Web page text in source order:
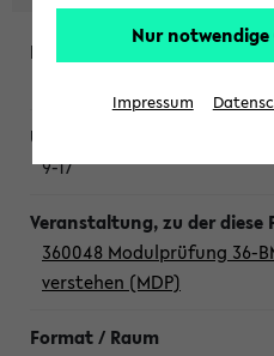
9-17
360048 Modulprüfung 36-
verstehen (MDP)
Nur notwendige
Impressum